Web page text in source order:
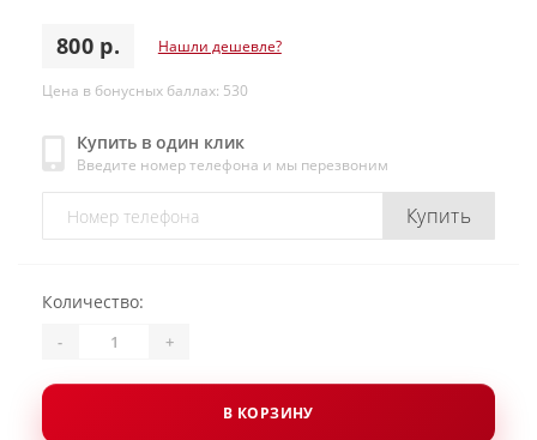
800 р. Нашли дешевле?
Цена в бонусных баллах: 530
Купить в один клик
Введите номер телефона и мы перезвоним
Купить
Количество:
- +
В КОРЗИНУ